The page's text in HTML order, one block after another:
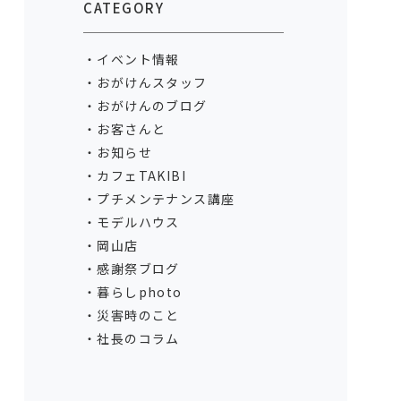
CATEGORY
イベント情報
おがけんスタッフ
おがけんのブログ
お客さんと
お知らせ
カフェTAKIBI
プチメンテナンス講座
モデルハウス
岡山店
感謝祭ブログ
暮らしphoto
災害時のこと
社長のコラム